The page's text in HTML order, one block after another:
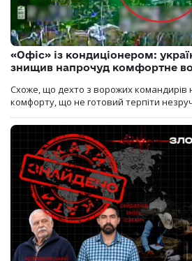
«Офіс» із кондиціонером:
знищив напрочуд комфортне
Схоже, що дехто з ворожих командирів
комфорту, що не готовий терпіти